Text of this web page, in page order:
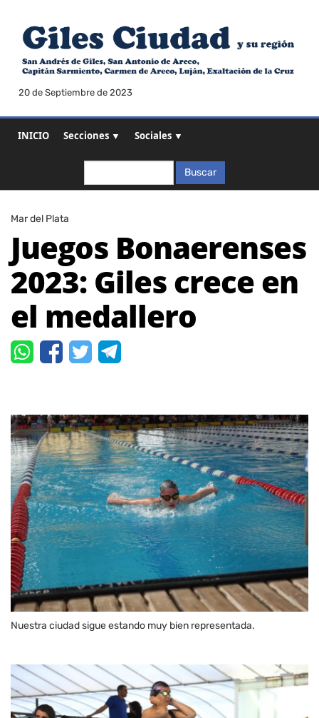
20 de Septiembre de 2023
INICIO Secciones ▼ Sociales ▼
Buscar
Mar del Plata
Juegos Bonaerenses
2023: Giles crece en
el medallero
Nuestra ciudad sigue estando muy bien representada.